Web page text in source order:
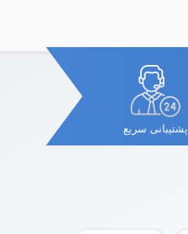
پشتیبانی سریع